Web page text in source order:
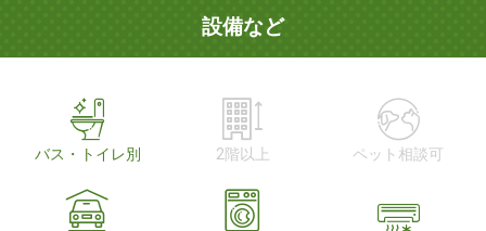
設備など
バス・トイレ別 2階以上 ペット相談可